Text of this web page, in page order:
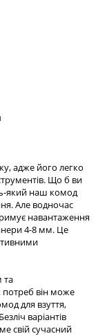
адже його легко
Що б ви
який наш комод
Але водночас
навантаження
4-8 мм. Це
та
потреб він може
для взуття,
варіантів
свій сучасний